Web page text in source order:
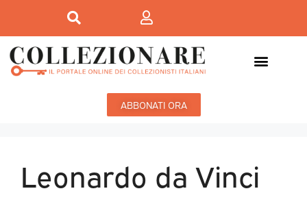
ABBONATI ORA
Leonardo da Vinci